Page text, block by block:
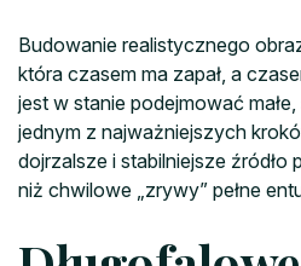
Budowanie realistycznego
która czasem ma zapał, a
jest w stanie podejmować
jednym z najważniejszych
dojrzalsze i stabilniejsze
niż chwilowe „zrywy” pełne